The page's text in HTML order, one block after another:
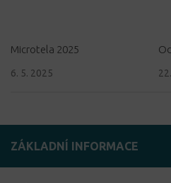
Microtela 2025
6. 5. 2025
ZÁKLADNÍ INFORMACE